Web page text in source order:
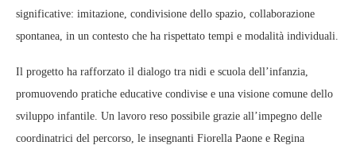
significative: imitazione, condivisione dello spazio, collaborazione
spontanea, in un contesto che ha rispettato tempi e modalità individuali.
Il progetto ha rafforzato il dialogo tra nidi e scuola dell’infanzia,
promuovendo pratiche educative condivise e una visione comune dello
sviluppo infantile. Un lavoro reso possibile grazie all’impegno delle
coordinatrici del percorso, le insegnanti Fiorella Paone e Regina